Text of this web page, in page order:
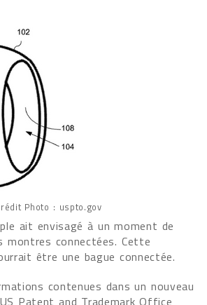
Photo : uspto.gov
ait envisagé à un moment de
montres connectées. Cette
être une bague connectée.
contenues dans un nouveau
Patent and Trademark Office